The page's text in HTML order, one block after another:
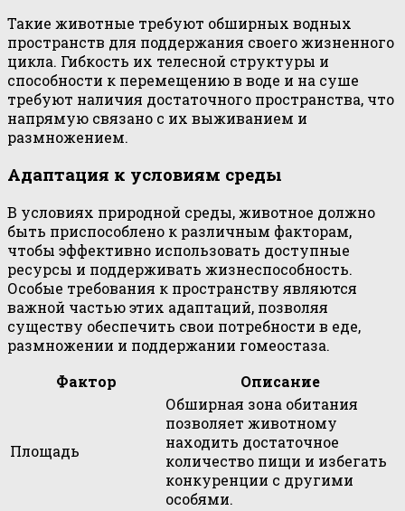
Такие животные требуют обширных водных
пространств для поддержания своего жизненного
цикла. Гибкость их телесной структуры и
способности к перемещению в воде и на суше
требуют наличия достаточного пространства, что
напрямую связано с их выживанием и
размножением.
Адаптация к условиям среды
В условиях природной среды, животное должно
быть приспособлено к различным факторам,
чтобы эффективно использовать доступные
ресурсы и поддерживать жизнеспособность.
Особые требования к пространству являются
важной частью этих адаптаций, позволяя
существу обеспечить свои потребности в еде,
размножении и поддержании гомеостаза.
Фактор
Описание
Площадь
Обширная зона обитания
позволяет животному
находить достаточное
количество пищи и избегать
конкуренции с другими
особями.